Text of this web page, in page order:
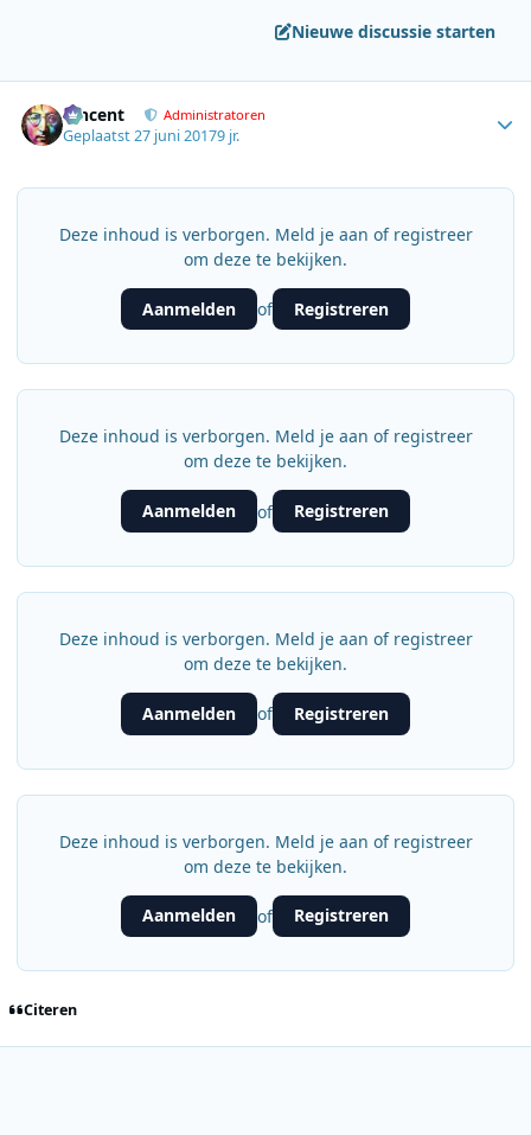
Nieuwe discussie starten
Vincent Administratoren
Geplaatst27 juni 20179 jr.
Deze inhoud is verborgen. Meld je aan of registreer
om deze te bekijken.
Aanmelden of Registreren
Deze inhoud is verborgen. Meld je aan of registreer
om deze te bekijken.
Aanmelden of Registreren
Deze inhoud is verborgen. Meld je aan of registreer
om deze te bekijken.
Aanmelden of Registreren
Deze inhoud is verborgen. Meld je aan of registreer
om deze te bekijken.
Aanmelden of Registreren
Citeren